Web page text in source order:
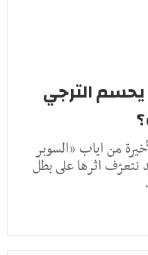
يحسم الترجي
من اياب «السوبر
اثرها على بطل